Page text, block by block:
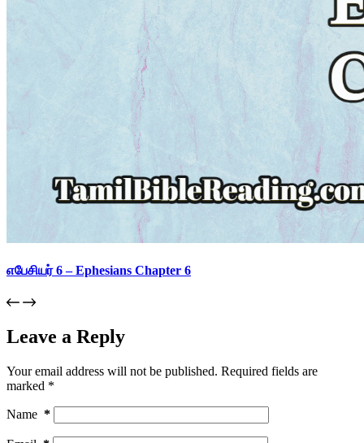
எபேசியர் 6 – Ephesians Chapter 6
Leave a Reply
Your email address will not be published. Required fields are
marked *
Name *